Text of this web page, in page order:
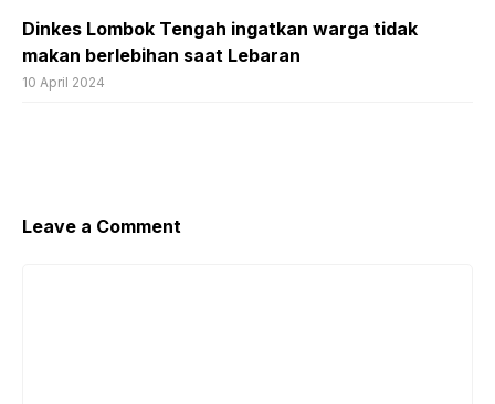
Dinkes Lombok Tengah ingatkan warga tidak
makan berlebihan saat Lebaran
10 April 2024
Leave a Comment